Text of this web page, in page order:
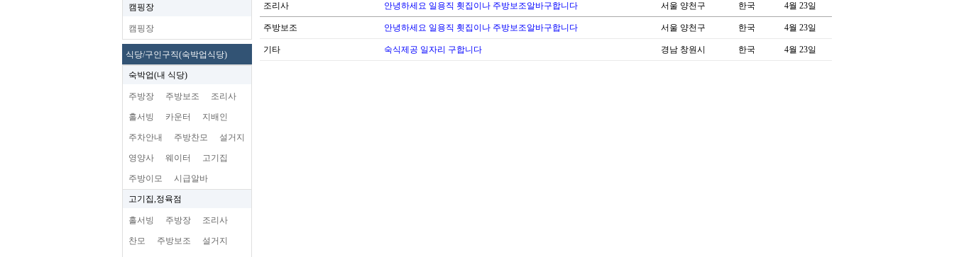
캠핑장
캠핑장
식당/구인구직(숙박업식당)
숙박업(내 식당)
주방장 주방보조 조리사
홀서빙 카운터 지배인
주차안내 주방찬모 설거지
영양사 웨이터 고기집
주방이모 시급알바
고기집,정육점
홀서빙 주방장 조리사
찬모 주방보조 설거지
조리사 안녕하세요 일용직 횟집이나 주방보조알바구합니다 서울 양천구 한국 4월 23일
주방보조 안녕하세요 일용직 횟집이나 주방보조알바구합니다 서울 양천구 한국 4월 23일
기타 숙식제공 일자리 구합니다 경남 창원시 한국 4월 23일